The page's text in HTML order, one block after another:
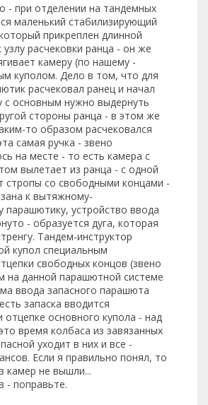
- при отделении на тандемных
маленький стабилизирующий
прикреплен длинной
узлу расчековки ранца - он же
камеру (по нашему -
куполом. Дело в том, что для
расчековал ранец и начал
с основным нужно выдернуть
стороны ранца - в этом же
то образом расчековался
самая ручка - звено
на месте - то есть камера с
вылетает из ранца - с одной
стропы со свободными концами -
к вытяжному-
парашютику, устройство ввода
- образуется дуга, которая
Тандем-инструктор
купол специальным
свободных концов (звено
на данной парашютной системе
ввода запасного парашюта
запаска вводится
отцепке основного купола - над
время колбаса из завязанных
уходит в них и все -
Если я правильно понял, то
камер не вышли...
- поправьте.